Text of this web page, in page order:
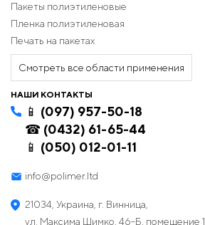
Пакеты полиэтиленовые
Пленка полиэтиленовая
Печать на пакетах
Смотреть все области применения
НАШИ КОНТАКТЫ
📱 (097) 957-50-18
☎ (0432) 61-65-44
📱 (050) 012-01-11
info@polimer.ltd
21034, Украина, г. Винница,
ул. Максима Шимко, 46-Б, помещение 1